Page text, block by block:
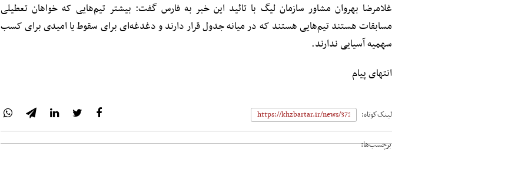
غلامرضا بهروان مشاور سازمان لیگ با تائید این خبر به فارس گفت: بیشتر تیم‌هایی که خواهان تعطیلی
مسابقات هستند تیم‌هایی هستند که در میانه جدول قرار دارند و دغدغه‌ای برای سقوط یا امیدی برای کسب
سهمیه آسیایی ندارند.
انتهای پیام
لینک‌کوتاه:
برچسب‌ها: